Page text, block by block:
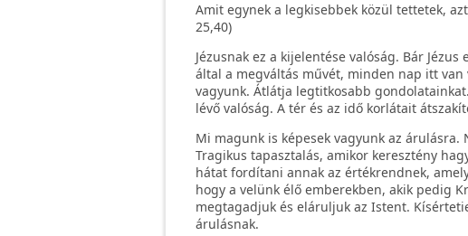
Amit egynek a legkisebbek közül tettetek,
25,40)
Jézusnak ez a kijelentése valóság. Bár
által a megváltás művét, minden nap itt van
vagyunk. Átlátja legtitkosabb
lévő valóság. A tér és az idő korlátait
Mi magunk is képesek vagyunk az árulásra.
Tragikus tapasztalás, amikor keresztény
hátat fordítani annak az értékrendnek,
hogy a velünk élő emberekben, akik pedig
megtagadjuk és eláruljuk az Istent.
árulásnak.